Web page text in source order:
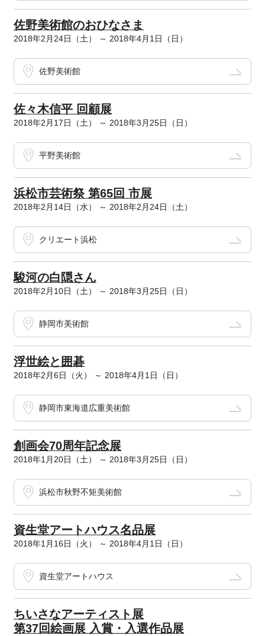
佐野美術館のおひなさま
2018年2月24日（土） ～ 2018年4月1日（日）
佐野美術館
佐々木信平 回顧展
2018年2月17日（土） ～ 2018年3月25日（日）
平野美術館
浜松市芸術祭 第65回 市展
2018年2月14日（水） ～ 2018年2月24日（土）
クリエート浜松
駿河の白隠さん
2018年2月10日（土） ～ 2018年3月25日（日）
静岡市美術館
浮世絵と囲碁
2018年2月6日（火） ～ 2018年4月1日（日）
静岡市東海道広重美術館
創画会70周年記念展
2018年1月20日（土） ～ 2018年3月25日（日）
浜松市秋野不矩美術館
資生堂アートハウス名品展
2018年1月16日（火） ～ 2018年4月1日（日）
資生堂アートハウス
ちいさなアーティスト展
第37回絵画展 入賞・入選作品展